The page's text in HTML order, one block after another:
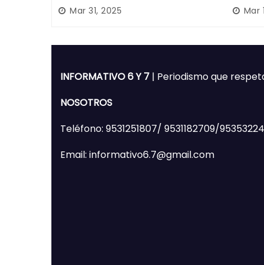
Poder Judicial; es originario
de Huajuapan de León
Mar 31, 2025 Mar
INFORMATIVO 6 Y 7 | Periodismo que
NOSOTROS
Teléfono: 9531251807/ 9531182709/
Email: informativo6.7@gmail.com